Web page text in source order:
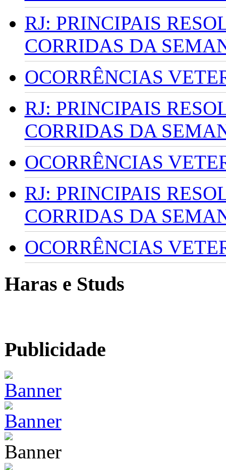
RJ: PRINCIPAIS
CORRIDAS DA
OCORRÊNCIAS
RJ: PRINCIPAIS
CORRIDAS DA
OCORRÊNCIAS
RJ: PRINCIPAIS
CORRIDAS DA
OCORRÊNCIAS
Haras e Studs
Publicidade